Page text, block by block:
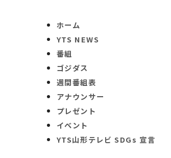
ホーム
YTS NEWS
番組
ゴジダス
週間番組表
アナウンサー
プレゼント
イベント
YTS山形テレビ SDGs 宣言